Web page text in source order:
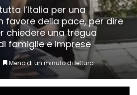
l’Italia per una
favore della pace, per dire
chiedere una tregua
famiglie e imprese
Meno di un minuto di lettura